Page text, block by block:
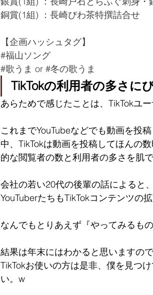
銅賞(1組) ：長崎びわ茶特撰詰合せ
【企画ハッシュタグ】
#福山ソング
#歌うま or #冬の歌うま
TikTokの利用者の多さに
あらためで感じたことは、TikTokユ
これまでYouTubeなどでも動画を投
中、TikTokは動画を投稿してほんの
的な閲覧者の数と利用者の多さを肌
会社の若い20代の後輩の話によると
YouTuberたちもTikTokコンテンツの
なんでもとりあえず『やってみるも
結果は年末にはわかると思いますので
TikTokお使いの方は是非、僕を見つ
い。w